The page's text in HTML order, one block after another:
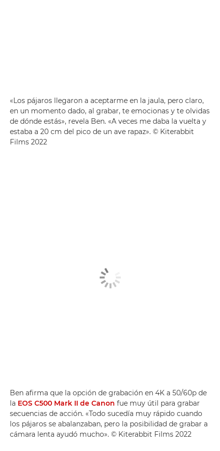
«Los pájaros llegaron a aceptarme en la jaula, pero claro,
en un momento dado, al grabar, te emocionas y te olvidas
de dónde estás», revela Ben. «A veces me daba la vuelta y
estaba a 20 cm del pico de un ave rapaz». © Kiterabbit
Films 2022
Ben afirma que la opción de grabación en 4K a 50/60p de
la EOS C500 Mark II de Canon fue muy útil para grabar
secuencias de acción. «Todo sucedía muy rápido cuando
los pájaros se abalanzaban, pero la posibilidad de grabar a
cámara lenta ayudó mucho». © Kiterabbit Films 2022